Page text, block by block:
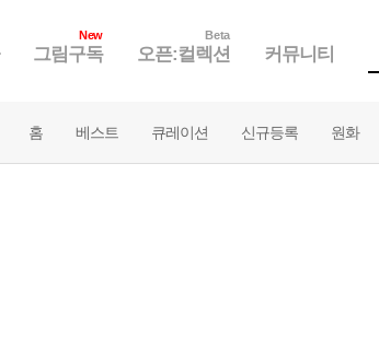
New
그림구독
Beta
오픈:컬렉션 커뮤니티
홈 베스트 큐레이션 신규등록 원화